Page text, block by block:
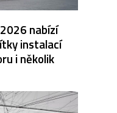
nabízí
instalací
i několik